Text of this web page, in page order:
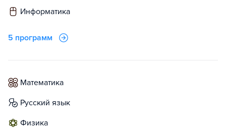
информатика
5 программ
математика
русский язык
физика